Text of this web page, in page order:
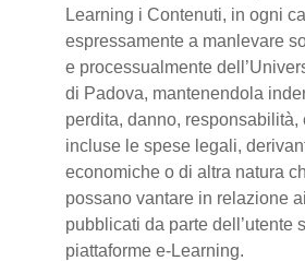
Learning i Contenuti, in ogni
espressamente a manlevare
e processualmente
di Padova, mantenendola
perdita, danno, responsabilità,
incluse le spese legali,
economiche o di altra natura
possano vantare in relazione
pubblicati da parte dell’utente
piattaforme e-Learning.